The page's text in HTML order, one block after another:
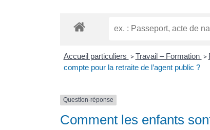
Accueil particuliers > Travail – Formation >
compte pour la retraite de l’agent public ?
Question-réponse
Comment les enfants